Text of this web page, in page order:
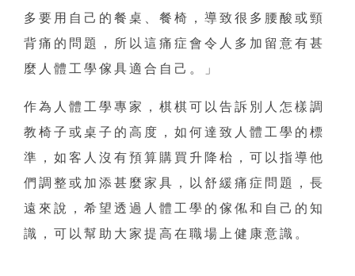
多要用自己的餐桌、餐椅，導致很多腰酸或頸
背痛的問題，所以這痛症會令人多加留意有甚
麼人體工學傢具適合自己。」
作為人體工學專家，棋棋可以告訴別人怎樣調
教椅子或桌子的高度，如何達致人體工學的標
準，如客人沒有預算購買升降枱，可以指導他
們調整或加添甚麼家具，以舒緩痛症問題，長
遠來說，希望透過人體工學的傢俬和自己的知
識，可以幫助大家提高在職場上健康意識。